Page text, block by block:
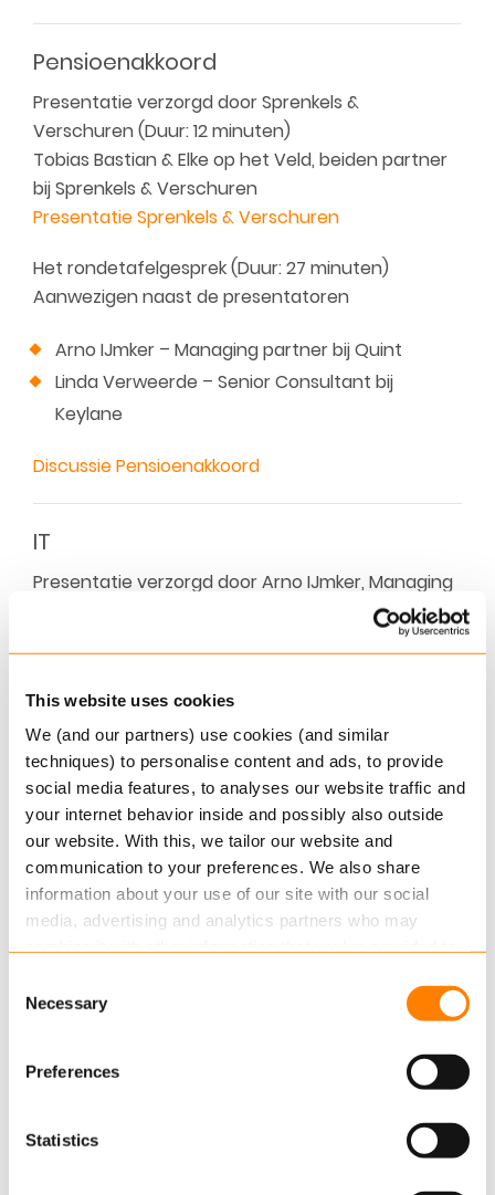
This website uses cookies
We (and our partners) use cookies (and similar
techniques) to personalise content and ads, to provide
social media features, to analyses our website traffic and
your internet behavior inside and possibly also outside
our website. With this, we tailor our website and
communication to your preferences. We also share
information about your use of our site with our social
media, advertising and analytics partners who may
services.
about this in our cookie statement. Through
the cookie settings under “Details”, you can determine
withdraw
Selection
Necessary
Preferences
Statistics
Pensioenakkoord
Presentatie verzorgd door Sprenkels &
Verschuren (Duur: 12 minuten)
Tobias Bastian & Elke op het Veld, beiden partner
bij Sprenkels & Verschuren
Presentatie Sprenkels & Verschuren
Het rondetafelgesprek (Duur: 27 minuten)
Aanwezigen naast de presentatoren
Arno IJmker – Managing partner bij Quint
Linda Verweerde – Senior Consultant bij
Keylane
Discussie Pensioenakkoord
IT
Presentatie verzorgd door Arno IJmker, Managing
Het rondetafelgesprek (Duur: 21 minuten)
Arjan Smedeman, Directeur Benelux van
Ameyde
Michael Olij – Managing Consultant bij Keylane
Discussie IT
Presentatie verzorgd door Dan van Dijk, Directeur
Presentatie Van Ameyde
Aanwezig: